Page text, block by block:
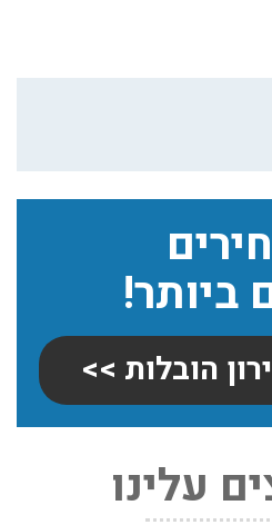
ביותר!
הובלות >>
עלינו
לדאוג לארוז את הכל כמו